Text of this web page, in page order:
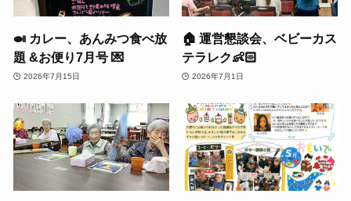
🍛 カレー、あんみつ食べ放
題 &お便り7月号 💌
2026年7月15日
🏠 運営懇談会、ベビーカス
テラレク👶🏻
2026年7月1日